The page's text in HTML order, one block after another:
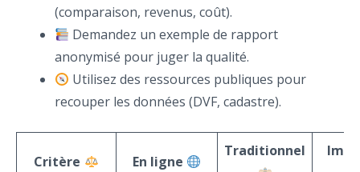
(comparaison, revenus, coût).
Demandez un exemple de rapport
anonymisé pour juger la qualité.
Utilisez des ressources publiques pour
recouper les données (DVF, cadastre).
Critère En ligne
Traditionnel